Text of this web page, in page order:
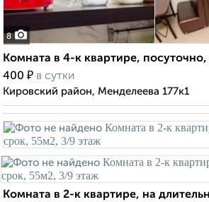
8
Комната в 4-к квартире,
400 ₽ в сутки
Кировский район, Менделеева 177к1
Комната в 2-к квартире, на